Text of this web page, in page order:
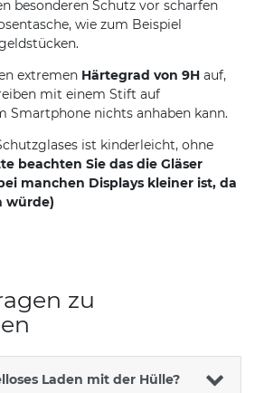
besonderen Schutz vor scharfen
wie zum Beispiel
extremen Härtegrad von 9H auf,
mit einem Stift auf
Smartphone nichts anhaben kann.
ist kinderleicht, ohne
beachten Sie das die Gläser
manchen Displays kleiner ist, da
würde)
zu
Laden mit der Hülle?